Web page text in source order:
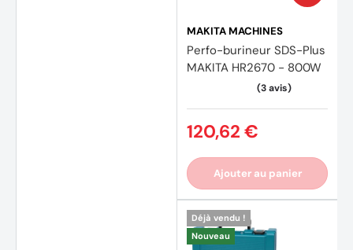
MAKITA MACHINES
Perfo-burineur SDS-Plus
MAKITA HR2670 - 800W
120,62 €
Ajouter au panier
Déjà vendu !
Nouveau